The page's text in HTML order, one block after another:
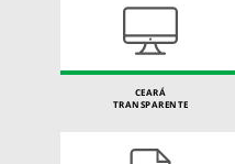
CEARÁ
TRANSPARENTE